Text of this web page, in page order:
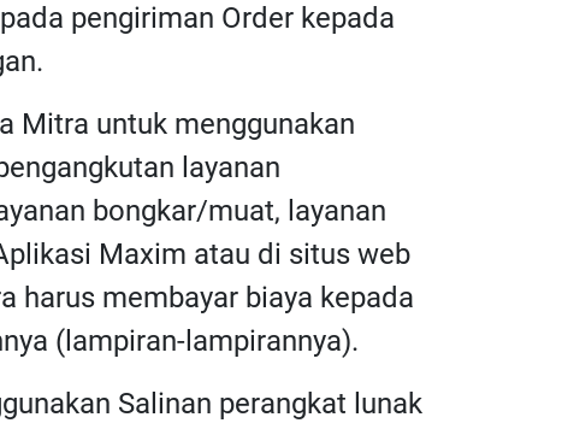
pengiriman Order kepada
Mitra untuk menggunakan
layanan
bongkar/muat, layanan
Maxim atau di situs web
harus membayar biaya kepada
(lampiran-lampirannya).
Salinan perangkat lunak